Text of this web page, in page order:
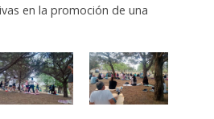
en la promoción de una